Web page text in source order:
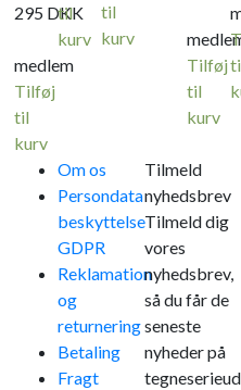
295 DKK
medlem
Tilføj
til
kurv
til
kurv
til
kurv
Tilføj
til
kurv
Om os
Persondata
beskyttelse
GDPR
Reklamation
og
returnering
Betaling
Fragt
Tilmeld
nyhedsbrev
Tilmeld dig
vores
nyhedsbrev,
så du får de
seneste
nyheder på